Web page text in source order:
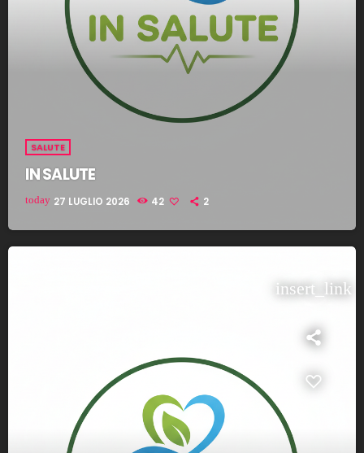
SALUTE
IN SALUTE
today 27 LUGLIO 2026 42 2
insert_link